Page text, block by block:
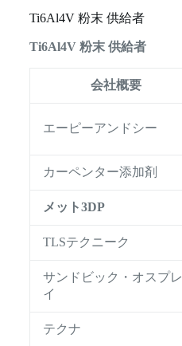
Ti6Al4V 粉末 供給者
Ti6Al4V 粉末 供給者
会社概要
エーピーアンドシー
カーペンター添加剤
メット3DP
TLSテクニーク
サンドビック・オスプレ
イ
テクナ